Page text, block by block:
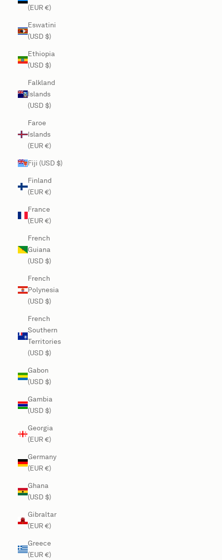
(EUR €)
Eswatini
(USD $)
Ethiopia
(USD $)
Falkland
Islands
(USD $)
Faroe
Islands
(EUR €)
Fiji (USD $)
Finland
(EUR €)
France
(EUR €)
French
Guiana
(USD $)
French
Polynesia
(USD $)
French
Southern
Territories
(USD $)
Gabon
(USD $)
Gambia
(USD $)
Georgia
(EUR €)
Germany
(EUR €)
Ghana
(USD $)
Gibraltar
(EUR €)
Greece
(EUR €)